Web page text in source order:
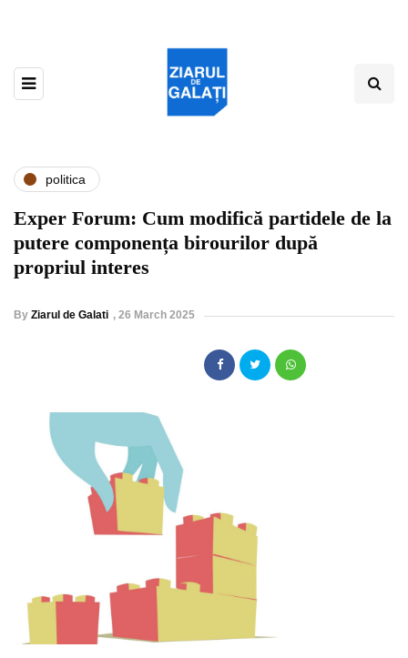
politica
Exper Forum: Cum modifică partidele de la
putere componența birourilor după
propriul interes
By Ziarul de Galati , 26 March 2025